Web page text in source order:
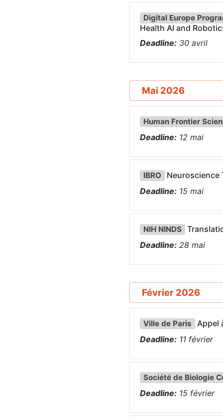
Digital Europe
Health AI and
Deadline: 30 avril
Mai 2026
Human Frontier
Deadline: 12 mai
IBRO
Neuroscience
Deadline: 15 mai
NIH NINDS
Deadline: 28 mai
Février 2026
Ville de Paris
Appel
Deadline: 11 février
Société de Biologie
Deadline: 15 février